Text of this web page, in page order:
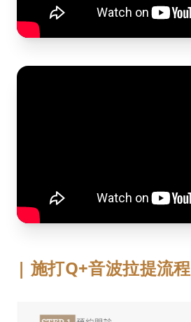
| 施打Q+音波拉提流程